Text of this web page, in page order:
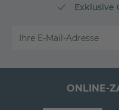
Exklusive
Ihre E-Mail-Adresse
ONLINE-